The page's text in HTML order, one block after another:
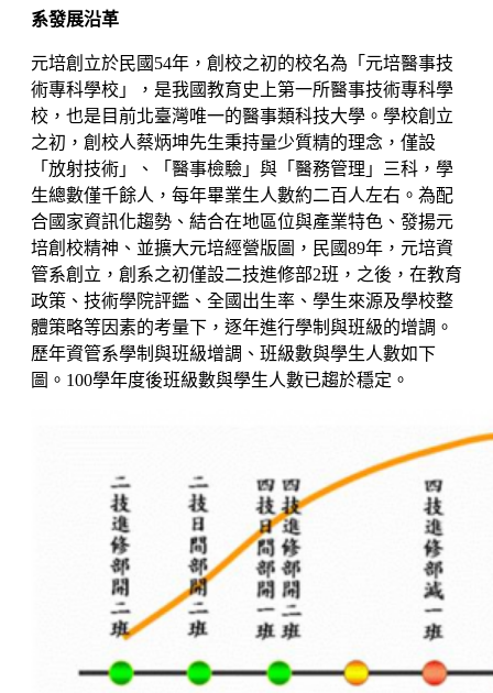
系發展沿革
元培創立於民國54年，創校之初的校名為「元培醫事技
術專科學校」，是我國教育史上第一所醫事技術專科學
校，也是目前北臺灣唯一的醫事類科技大學。學校創立
之初，創校人蔡炳坤先生秉持量少質精的理念，僅設
「放射技術」、「醫事檢驗」與「醫務管理」三科，學
生總數僅千餘人，每年畢業生人數約二百人左右。為配
合國家資訊化趨勢、結合在地區位與產業特色、發揚元
培創校精神、並擴大元培經營版圖，民國89年，元培資
管系創立，創系之初僅設二技進修部2班，之後，在教育
政策、技術學院評鑑、全國出生率、學生來源及學校整
體策略等因素的考量下，逐年進行學制與班級的增調。
歷年資管系學制與班級增調、班級數與學生人數如下
圖。100學年度後班級數與學生人數已趨於穩定。